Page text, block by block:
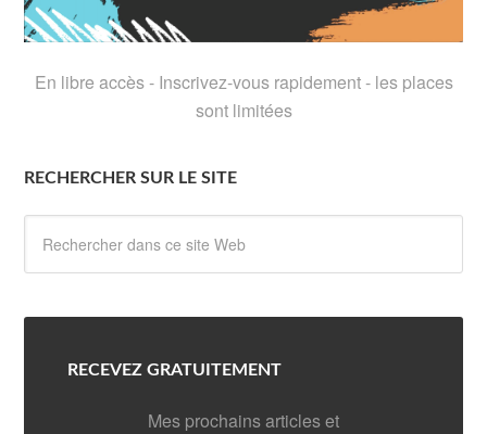
En libre accès - Inscrivez-vous rapidement - les places
sont limitées
RECHERCHER SUR LE SITE
RECEVEZ GRATUITEMENT
Mes prochains articles et